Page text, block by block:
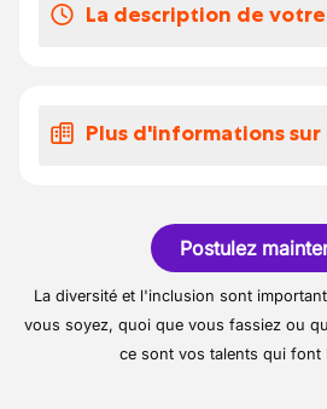
-
La description de
les produits sur le lieu de
• Contrôler l'état et la
produits périssables et
impropres à la vente
• Suivre l'état des stocks
besoins en
Plus d'informations
Postulez
La diversité et l'inclusion sont
vous soyez, quoi que vous fassiez ou
ce sont vos talents qui font